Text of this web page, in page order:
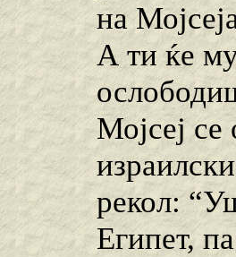
на
А ти ќе
Мојсеј
рекол:
Египет,